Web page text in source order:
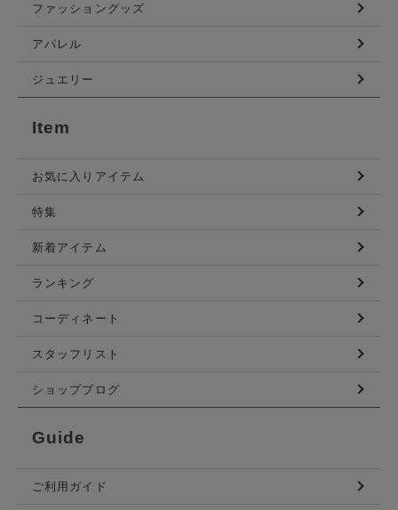
ファッショングッズ
アパレル
ジュエリー
Item
お気に入りアイテム
特集
新着アイテム
ランキング
コーディネート
スタッフリスト
ショップブログ
Guide
ご利用ガイド